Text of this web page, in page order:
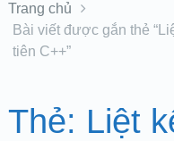
Trang chủ
Bài viết được gắn thẻ
tiên C++”
Thẻ: Liệt